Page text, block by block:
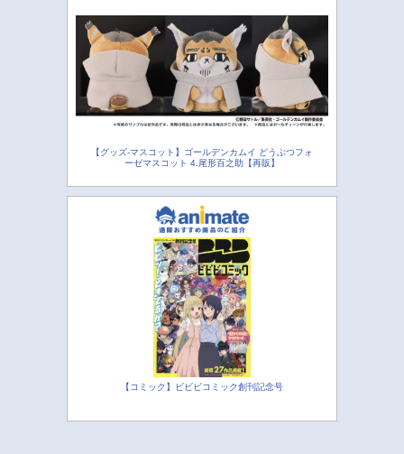
【グッズ-マスコット】ゴールデンカムイ どうぶつフォ
ーゼマスコット 4.尾形百之助【再販】
【コミック】ビビビコミック創刊記念号